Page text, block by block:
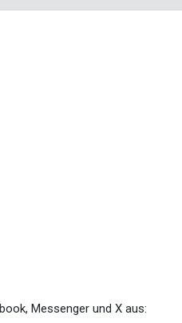
Messenger und X aus: